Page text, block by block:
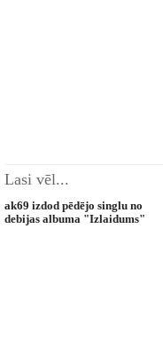
Lasi vēl...
ak69 izdod pēdējo singlu no
debijas albuma "Izlaidums"